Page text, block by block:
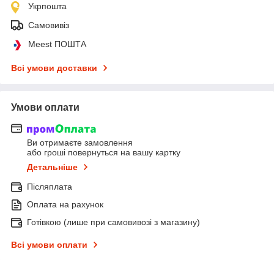
Укрпошта
Самовивіз
Meest ПОШТА
Всі умови доставки
Умови оплати
Ви отримаєте замовлення
або гроші повернуться на вашу картку
Детальніше
Післяплата
Оплата на рахунок
Готівкою (лише при самовивозі з магазину)
Всі умови оплати